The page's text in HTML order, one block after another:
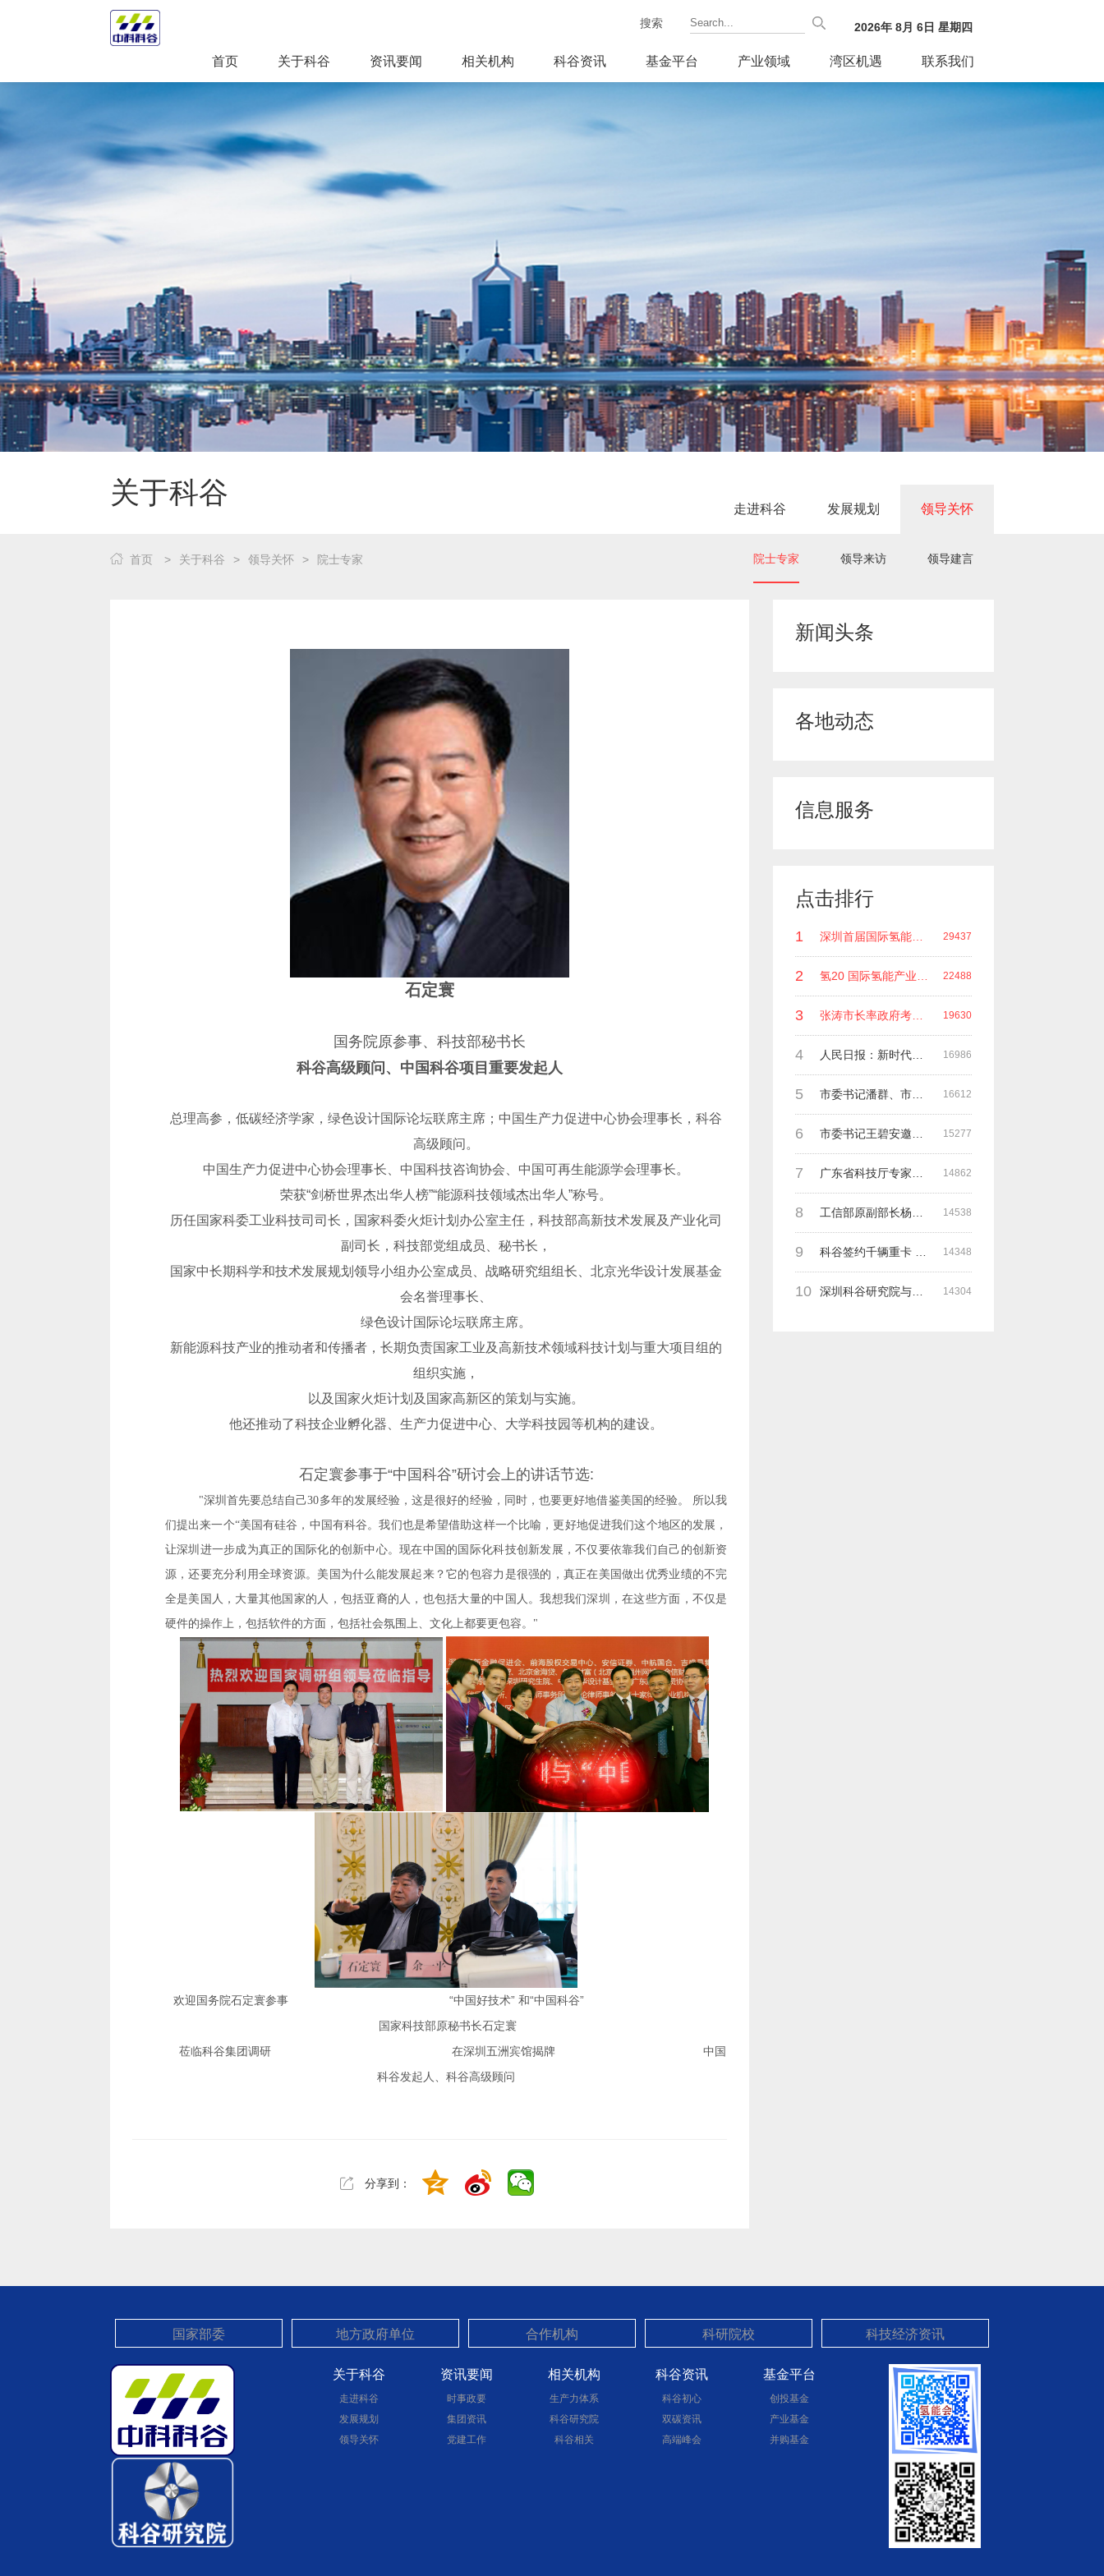
搜索 2026年 8月 6日 星期四
首页 关于科谷 资讯要闻 相关机构 科谷资讯 基金平台 产业领域 湾区机遇 联系我们
关于科谷 走进科谷 发展规划 领导关怀
院士专家 领导来访 领导建言
首页 > 关于科谷 > 领导关怀 > 院士专家
石定寰
国务院原参事、科技部秘书长
科谷高级顾问、中国科谷项目重要发起人
高级顾问。
中国生产力促进中心协会理事长、中国科技咨询协会、中国可再生能源学会理事长。
荣获“剑桥世界杰出华人榜”“能源科技领域杰出华人”称号。
副司长，科技部党组成员、秘书长，
会名誉理事长、
绿色设计国际论坛联席主席。
组织实施，
以及国家火炬计划及国家高新区的策划与实施。
他还推动了科技企业孵化器、生产力促进中心、大学科技园等机构的建设。
石定寰参事于“中国科谷”研讨会上的讲话节选:
硬件的操作上，包括软件的方面，包括社会氛围上、文化上都要更包容。"
欢迎国务院石定寰参事
国家科技部原秘书长石定寰
科谷发起人、科谷高级顾问
分享到：
新闻头条
各地动态
信息服务
点击排行
1 深圳首届国际氢能领袖峰会 深圳科谷研究院发起主办 在深能源集团成功召开 会上相关单位 研发机构 龙头企业等签约合作 29437
2 22488
3 张涛市长率政府考察团莅临深圳科谷集团指导工作 19630
4 人民日报：新时代中国能源在高质量发展道路上奋勇前进 16986
5 市委书记潘群、市政府副市长张荣海一行莅临考察指导工作 16612
6 15277
7 14862
8 14538
9 14348
10 深圳科谷研究院与德国魏玛包豪斯大学交流研讨会 14304
关于科谷
走进科谷
发展规划
领导关怀
资讯要闻
时事政要
集团资讯
党建工作
相关机构
生产力体系
科谷研究院
科谷相关
科谷资讯
科谷初心
双碳资讯
高端峰会
基金平台
创投基金
产业基金
并购基金